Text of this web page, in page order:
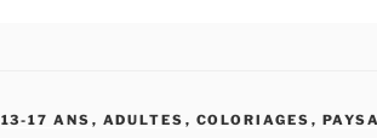
CATÉGORIES
13-17 ANS , ADULTES , COLORIAGES ,